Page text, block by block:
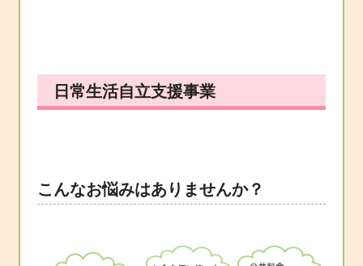
日常生活自立支援事業
こんなお悩みはありませんか？